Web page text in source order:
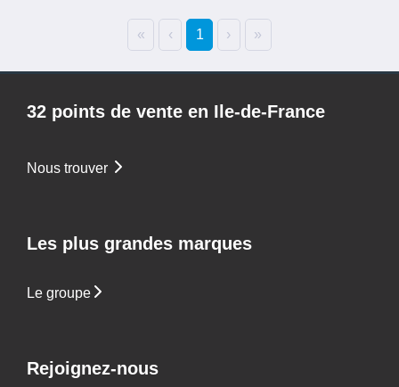
FAMILLE DE COULEURS
NB M2 PAR CARTON (SOLS)
« ‹ 1 › »
32 points de vente en Ile-de-France
Nous trouver
Les plus grandes marques
Le groupe
Rejoignez-nous